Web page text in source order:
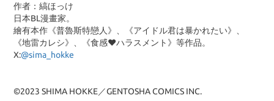
作者：縞ほっけ
日本BL漫畫家。
繪有本作《普魯斯特戀人》、《アイドル君は暴かれたい》、
《地雷カレシ》、《食感❤ハラスメント》等作品。
X:@sima_hokke
©2023 SHIMA HOKKE／GENTOSHA COMICS INC.